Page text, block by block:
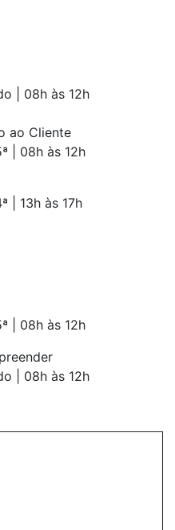
| 08h às 12h
ao Cliente
| 08h às 12h
| 13h às 17h
| 08h às 12h
| 08h às 12h